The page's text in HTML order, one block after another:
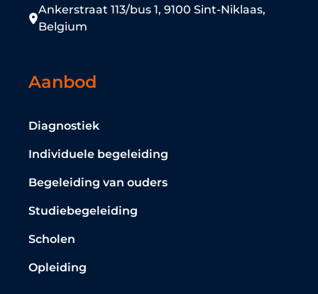
Ankerstraat 113/bus 1, 9100 Sint-Niklaas,
Belgium
Aanbod
Diagnostiek
Individuele begeleiding
Begeleiding van ouders
Studiebegeleiding
Scholen
Opleiding